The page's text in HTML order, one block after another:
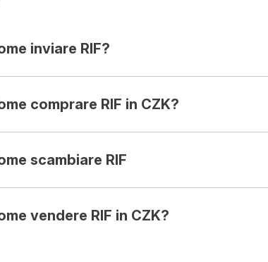
inviare RIF?
comprare RIF in CZK?
scambiare RIF
vendere RIF in CZK?